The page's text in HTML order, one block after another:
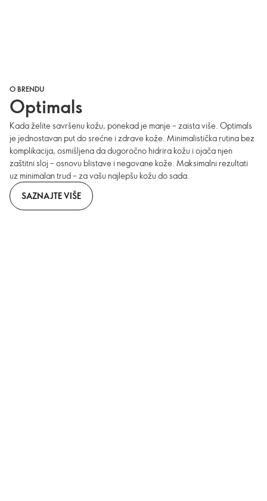
O BRENDU
Optimals
Kada želite savršenu kožu, ponekad je manje – zaista više. Optimals
je jednostavan put do srećne i zdrave kože. Minimalistička rutina bez
komplikacija, osmišljena da dugoročno hidrira kožu i ojača njen
zaštitni sloj – osnovu blistave i negovane kože. Maksimalni rezultati
uz minimalan trud – za vašu najlepšu kožu do sada.
SAZNAJTE VIŠE